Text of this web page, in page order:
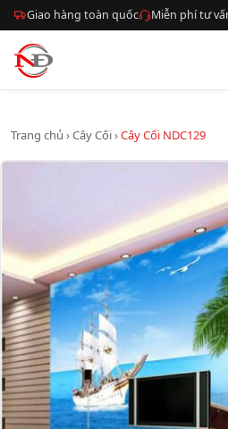
Giao hàng toàn quốc Miễn phí tư
Trang chủ ›Cây Cối›Cây Cối NDC129